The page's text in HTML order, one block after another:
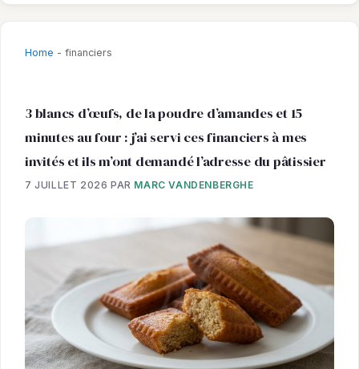
Home - financiers
3 blancs d’œufs, de la poudre d’amandes et 15
minutes au four : j’ai servi ces financiers à mes
invités et ils m’ont demandé l’adresse du pâtissier
7 JUILLET 2026 PAR MARC VANDENBERGHE